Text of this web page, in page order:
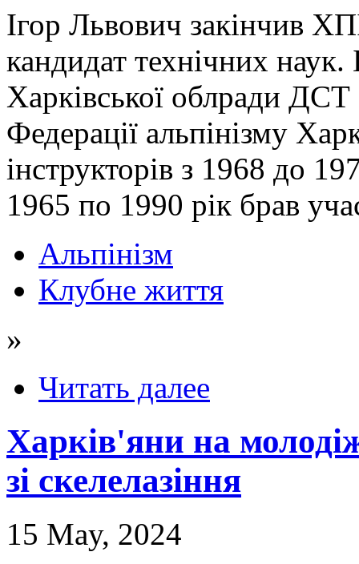
Ігор Львович закінчив
кандидат технічних
Харківської облради
Федерації альпінізму
інструкторів з 1968 до
1965 по 1990 рік брав
Альпінізм
Клубне життя
»
Читать далее
Харків'яни на
зі скелелазіння
15 May, 2024